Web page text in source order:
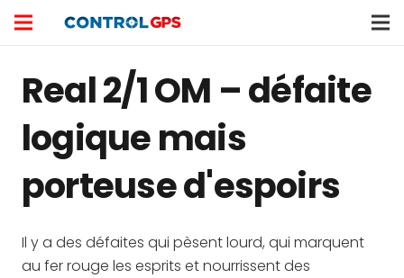
Real 2/1 OM – défaite
logique mais
porteuse d'espoirs
Il y a des défaites qui pèsent lourd, qui marquent
au fer rouge les esprits et nourrissent des